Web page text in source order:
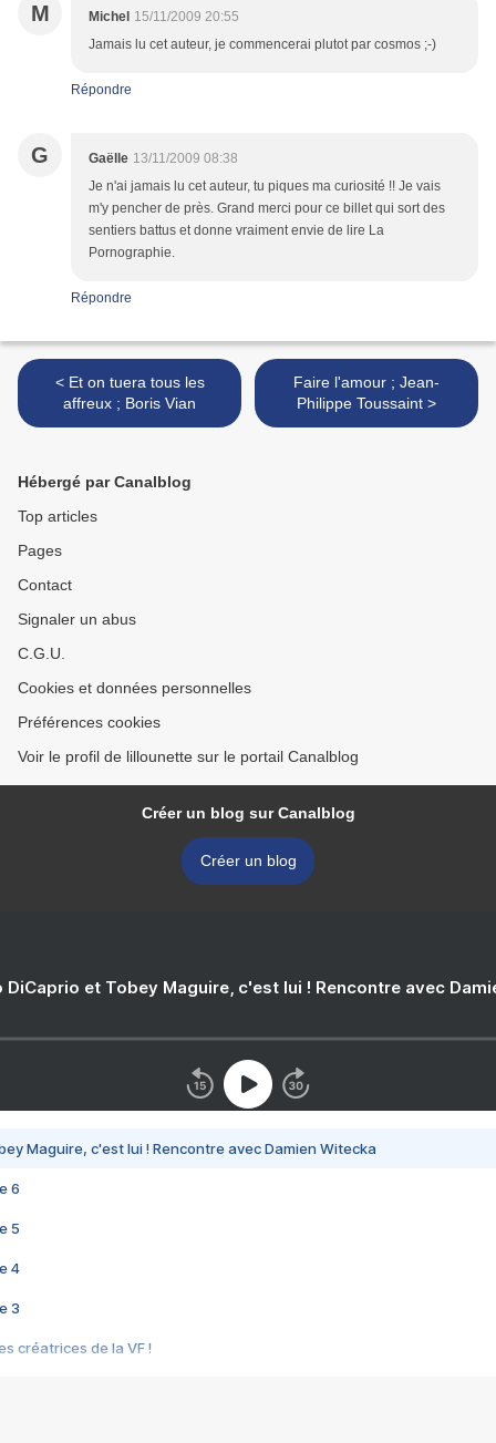
M Michel 15/11/2009 20:55
Jamais lu cet auteur, je commencerai plutot par cosmos ;-)
Répondre
G Gaëlle 13/11/2009 08:38
Je n'ai jamais lu cet auteur, tu piques ma curiosité !! Je vais
m'y pencher de près. Grand merci pour ce billet qui sort des
sentiers battus et donne vraiment envie de lire La
Pornographie.
Répondre
< Et on tuera tous les
affreux ; Boris Vian
Faire l'amour ; Jean-
Philippe Toussaint >
Hébergé par Canalblog
Top articles
Pages
Contact
Signaler un abus
C.G.U.
Cookies et données personnelles
Préférences cookies
Voir le profil de lillounette sur le portail Canalblog
Créer un blog sur Canalblog
Créer un blog
DiCaprio et Tobey Maguire, c'est lui ! Rencontre avec
Maguire, c'est lui ! Rencontre avec Damien Witecka
6
5
4
3
créatrices de la VF !